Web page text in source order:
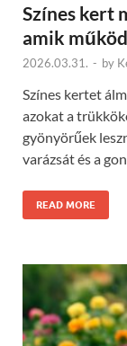
Színes kert
amik
2026.03.31. - by
Színes kertet
azokat a
gyönyörűek
varázsát és a
READ MORE